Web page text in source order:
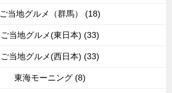
ご当地グルメ（群馬） (18)
ご当地グルメ(東日本) (33)
ご当地グルメ(西日本) (33)
東海モーニング (8)